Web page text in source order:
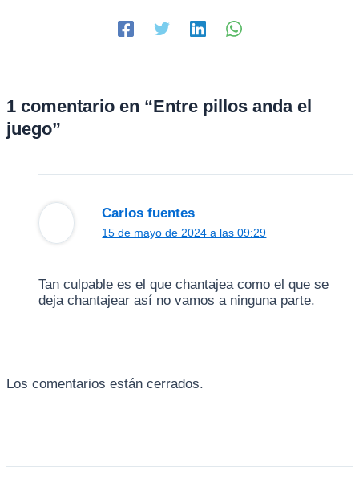
1 comentario en “Entre pillos anda el
juego”
Carlos fuentes
15 de mayo de 2024 a las 09:29
Tan culpable es el que chantajea como el que se
deja chantajear así no vamos a ninguna parte.
Los comentarios están cerrados.